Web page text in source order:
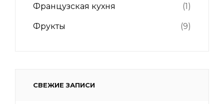
Французская кухня (1)
Фрукты (9)
СВЕЖИЕ ЗАПИСИ